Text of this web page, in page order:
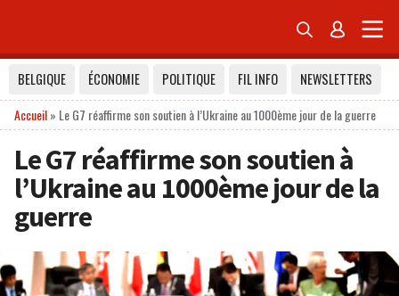
 
BELGIQUE ÉCONOMIE POLITIQUE FIL INFO
NEWSLETTERS
Accueil» Le G7 réaffirme son soutien à l’Ukraine au 1000ème jour de la guerre
Le G7 réaffirme son soutien à
l’Ukraine au 1000ème jour de la
guerre